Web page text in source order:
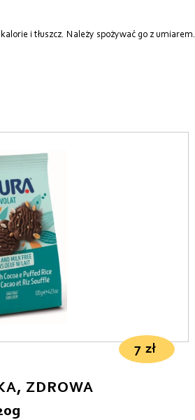
i tłuszcz. Należy spożywać go z umiarem.
7 zł
ZDROWA